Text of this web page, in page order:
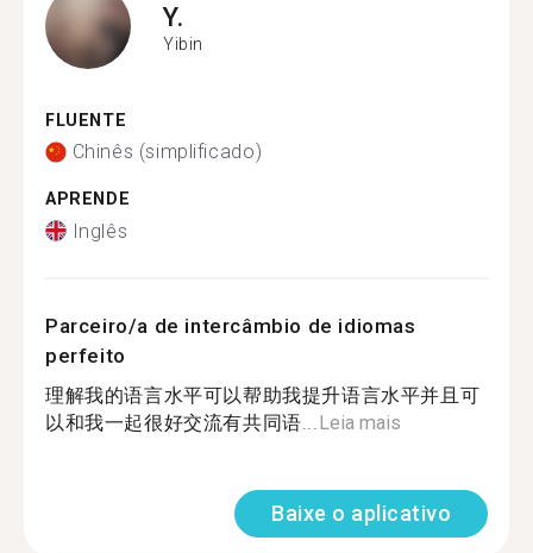
Y.
Yibin
FLUENTE
Chinês (simplificado)
APRENDE
Inglês
Parceiro/a de intercâmbio de idiomas
perfeito
理解我的语言水平可以帮助我提升语言水平并且可
以和我一起很好交流有共同语... Leia mais
Baixe o aplicativo